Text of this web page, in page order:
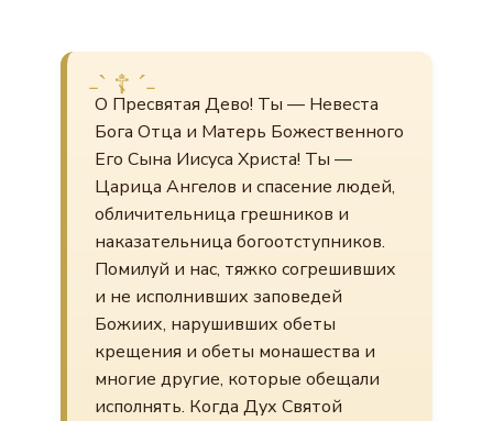
О Пресвятая Дево! Ты — Невеста
Бога Отца и Матерь Божественного
Его Сына Иисуса Христа! Ты —
Царица Ангелов и спасение людей,
обличительница грешников и
наказательница богоотступников.
Помилуй и нас, тяжко согрешивших
и не исполнивших заповедей
Божиих, нарушивших обеты
крещения и обеты монашества и
многие другие, которые обещали
исполнять. Когда Дух Святой